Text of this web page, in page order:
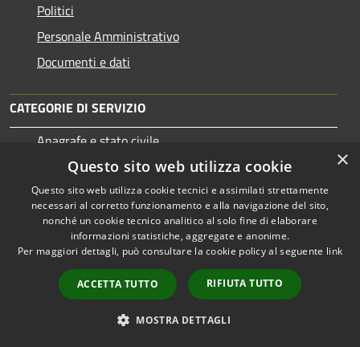
Politici
Personale Amministrativo
Documenti e dati
CATEGORIE DI SERVIZIO
Anagrafe e stato civile
Cultura e tempo libero
Vita lavorativa
Imprese e Commercio
Catasto e urbanistica
Mobilità e trasporti
×
Questo sito web utilizza cookie
Questo sito web utilizza cookie tecnici e assimilati strettamente
necessari al corretto funzionamento e alla navigazione del sito,
nonché un cookie tecnico analitico al solo fine di elaborare
informazioni statistiche, aggregate e anonime.
Per maggiori dettagli, può consultare la cookie policy al seguente link
ACCETTA TUTTO RIFIUTA TUTTO
MOSTRA DETTAGLI